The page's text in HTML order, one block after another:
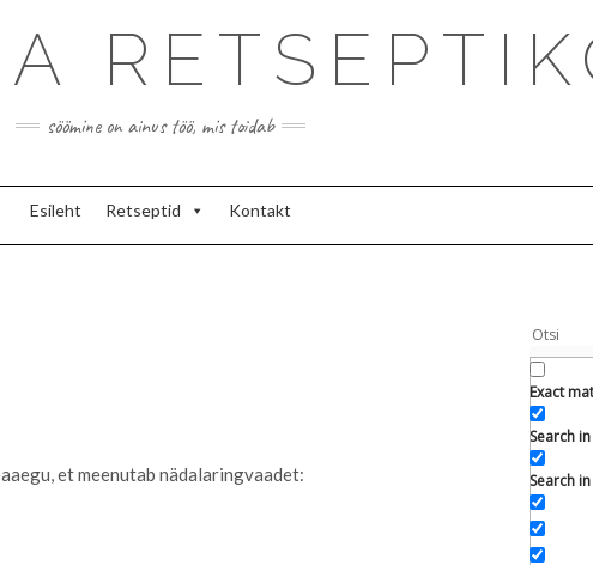
söömine on ainus töö, mis toidab
Esileht Retseptid Kontakt
et meenutab nädalaringvaadet:
Exact
Search
Search